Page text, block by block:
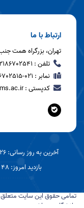
ارتباط با ما
تهران، بزرگراه همت
تلفن : 02186702541
نمابر : 021-86702515
کدپستی : registry@iums.ac.ir
آخرین به روز رسانی: 1404/09/26 13:36
بازدید امروز: 48
تمامی حقوق این سایت متعلق
دانشگاه می باشد.